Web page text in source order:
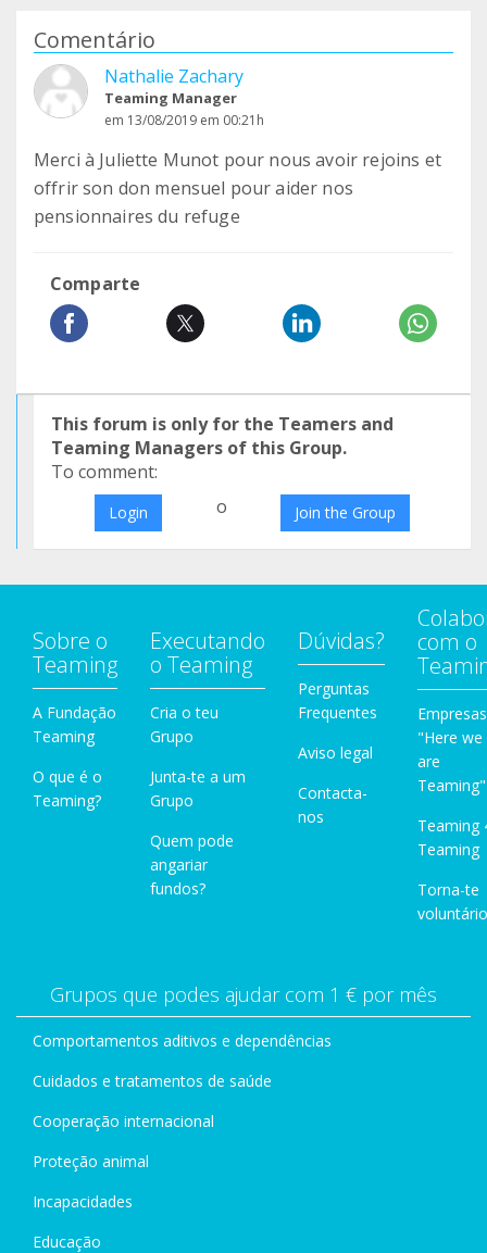
Comentário
Nathalie Zachary
Teaming Manager
em 13/08/2019 em 00:21h
Merci à Juliette Munot pour nous avoir rejoins et
offrir son don mensuel pour aider nos
pensionnaires du refuge
Comparte
This forum is only for the Teamers and
Teaming Managers of this Group.
To comment:
Login o Join the Group
Sobre o
Teaming
A Fundação
Teaming
O que é o
Teaming?
Executando
o Teaming
Cria o teu
Grupo
Junta-te a um
Grupo
Quem pode
angariar
fundos?
Dúvidas?
Perguntas
Frequentes
Aviso legal
Contacta-
nos
com o
Empresas
"Here we
are
Teaming"
Teaming
Teaming
Torna-te
Grupos que podes ajudar com 1 € por mês
Comportamentos aditivos e dependências
Cuidados e tratamentos de saúde
Cooperação internacional
Proteção animal
Incapacidades
Educação